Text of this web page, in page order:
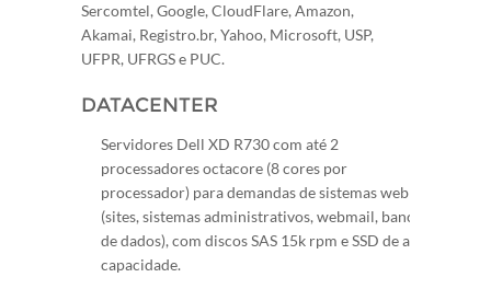
Sercomtel, Google, CloudFlare, Amazon,
Akamai, Registro.br, Yahoo, Microsoft, USP,
UFPR, UFRGS e PUC.
DATACENTER
Servidores Dell XD R730 com até 2
processadores octacore (8 cores por
processador) para demandas de sistemas web
(sites, sistemas administrativos, webmail, bancos
de dados), com discos SAS 15k rpm e SSD de alta
capacidade.